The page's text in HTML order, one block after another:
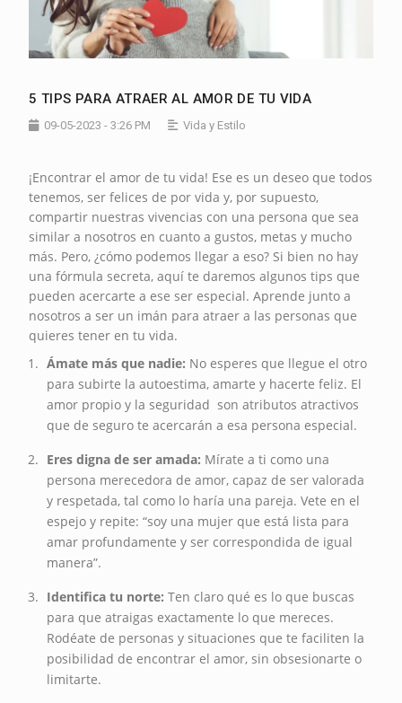
5 TIPS PARA ATRAER AL AMOR DE TU VIDA
09-05-2023 - 3:26 PM Vida y Estilo
¡Encontrar el amor de tu vida! Ese es un deseo que todos
tenemos, ser felices de por vida y, por supuesto,
compartir nuestras vivencias con una persona que sea
similar a nosotros en cuanto a gustos, metas y mucho
más. Pero, ¿cómo podemos llegar a eso? Si bien no hay
una fórmula secreta, aquí te daremos algunos tips que
pueden acercarte a ese ser especial. Aprende junto a
nosotros a ser un imán para atraer a las personas que
quieres tener en tu vida.
Ámate más que nadie: No esperes que llegue el otro
para subirte la autoestima, amarte y hacerte feliz. El
amor propio y la seguridad son atributos atractivos
que de seguro te acercarán a esa persona especial.
Eres digna de ser amada: Mírate a ti como una
persona merecedora de amor, capaz de ser valorada
y respetada, tal como lo haría una pareja. Vete en el
espejo y repite: “soy una mujer que está lista para
amar profundamente y ser correspondida de igual
manera”.
Identifica tu norte:Ten claro qué es lo que buscas
para que atraigas exactamente lo que mereces.
Rodéate de personas y situaciones que te faciliten la
posibilidad de encontrar el amor, sin obsesionarte o
limitarte.